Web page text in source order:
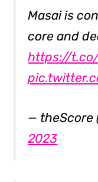
Masai is
core and
https://t.co/
— theScore
2023